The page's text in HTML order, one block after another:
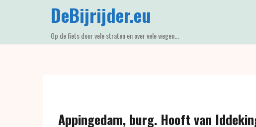
DeBijrijder.eu
Op de fiets door vele straten en over vele wegen...
Appingedam, burg. Hooft van